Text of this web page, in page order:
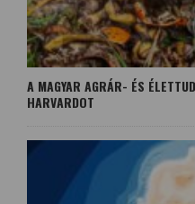
A MAGYAR AGRÁR- ÉS
HARVARDOT